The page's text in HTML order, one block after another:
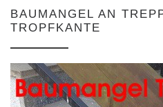
BAUMANGEL AN
TROPFKANTE